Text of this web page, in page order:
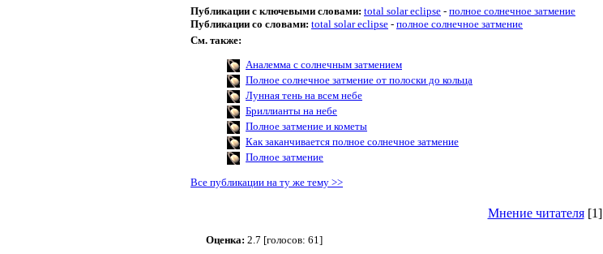
Публикации с ключевыми словами: total solar eclipse - полное солнечное затмение
Публикации со словами: total solar eclipse - полное солнечное затмение
См. также:
Аналемма с солнечным затмением
Полное солнечное затмение от полоски до кольца
Лунная тень на всем небе
Бриллианты на небе
Полное затмение и кометы
Как заканчивается полное солнечное затмение
Полное затмение
Все публикации на ту же тему >>
Мнение читателя[1]
Оценка: 2.7 [голосов: 61]